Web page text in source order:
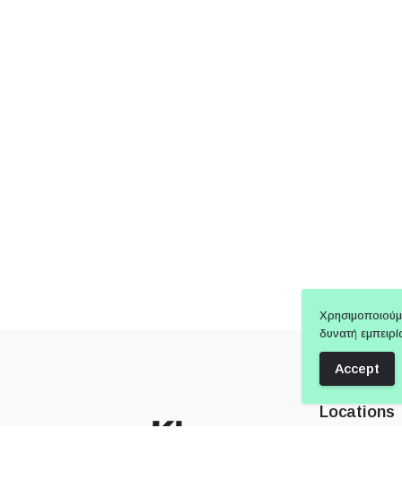
Locations
δυνατή
Accept